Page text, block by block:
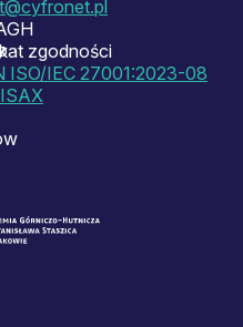
zgodności
ISO/IEC 27001:2023-08